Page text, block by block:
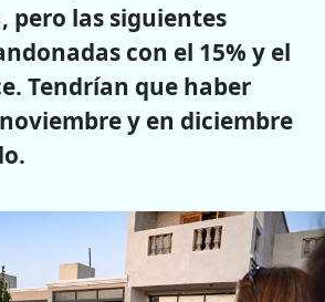
pero las siguientes
con el 15% y el
Tendrían que haber
y en diciembre